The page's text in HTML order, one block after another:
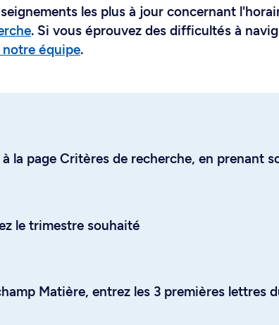
les plus à jour concernant
. Si vous éprouvez des difficultés à
équipe.
la page Critères de recherche, en prenant
le trimestre souhaité
Matière, entrez les 3 premières lettres